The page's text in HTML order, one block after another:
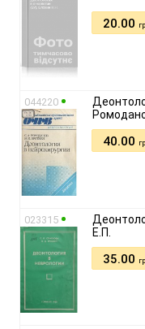
20.00
044220
40.00
023315
Е.П.
35.00